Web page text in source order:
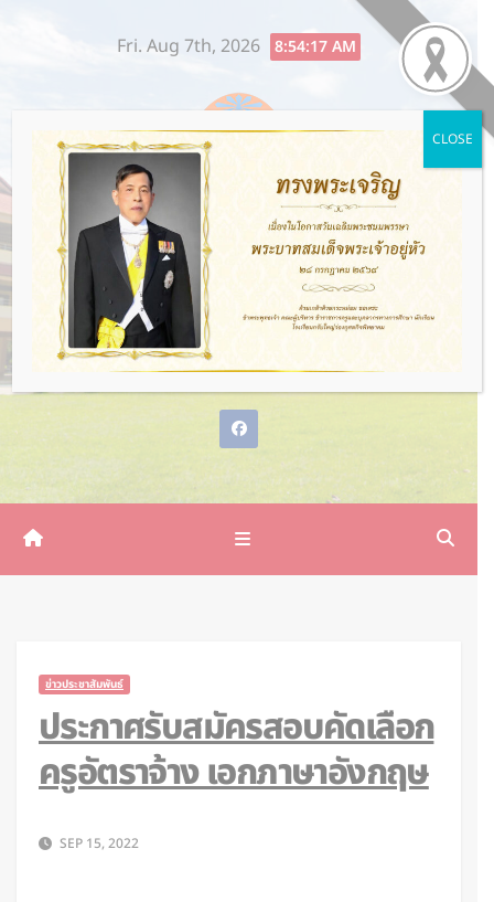
Fri. Aug 7th, 2026 8:54:18 AM
โรงเรียนกรับใหญ่ว่องกุศลกิจ
พิทยาคม
พ่อแม่ให้ชีวิต ว่องกุศลกิจให้อนาคต
ข่าวประชาสัมพันธ์
ประกาศรับสมัครสอบคัดเลือก
ครูอัตราจ้าง เอกภาษาอังกฤษ
SEP 15, 2022
CLOSE